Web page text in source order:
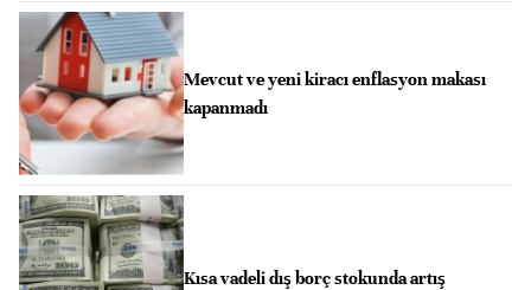
Mevcut ve yeni kiracı enflasyon makası
kapanmadı
Kısa vadeli dış borç stokunda artış